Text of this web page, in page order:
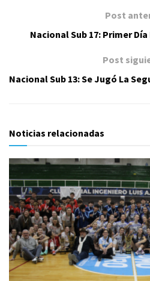
Post
Nacional Sub 17: Primer
Post
Nacional Sub 13: Se Jugó La
Noticias relacionadas